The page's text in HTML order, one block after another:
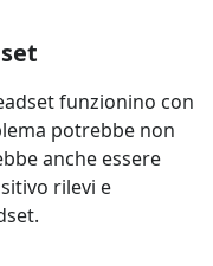
funzionino con
potrebbe non
anche essere
rilevi e